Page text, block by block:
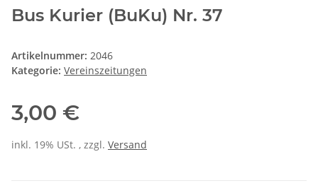
Bus Kurier (BuKu) Nr. 37
Artikelnummer: 2046
Kategorie: Vereinszeitungen
3,00 €
inkl. 19% USt. , zzgl. Versand